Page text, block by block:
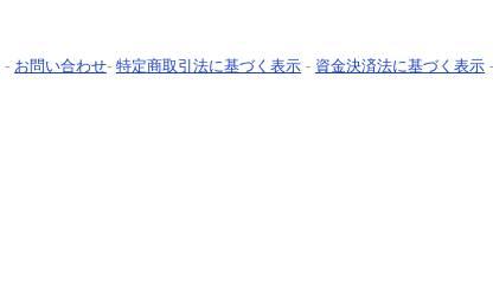
- お問い合わせ- 特定商取引法に基づく表示 - 資金決済法に基づく表示 -